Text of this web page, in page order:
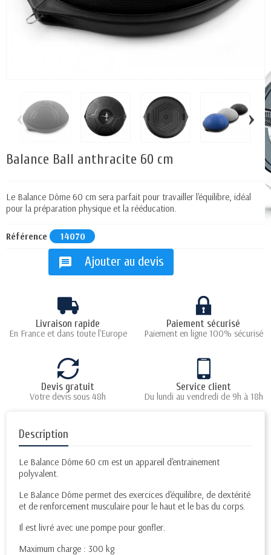
‹ ›
Balance Ball anthracite 60 cm
Le Balance Dôme 60 cm sera parfait pour travailler l'équilibre, idéal
pour la préparation physique et la rééducation.
Référence 14070
message Ajouter au devis
Livraison rapide
En France et dans toute l'Europe
Paiement sécurisé
Paiement en ligne 100% sécurisé
Devis gratuit
Votre devis sous 48h
Service client
Du lundi au vendredi de 9h à 18h
Description
Le Balance Dôme 60 cm est un appareil d'entrainement
polyvalent.
Le Balance Dôme permet des exercices d'équilibre, de dextérité
et de renforcement musculaire pour le haut et le bas du corps.
Il est livré avec une pompe pour gonfler.
Maximum charge : 300 kg